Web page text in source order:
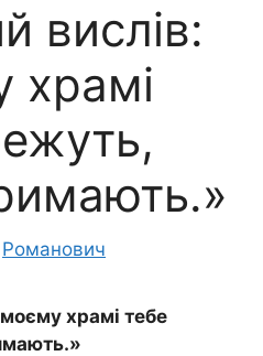
вислів:
храмі
Романович
храмі тебе